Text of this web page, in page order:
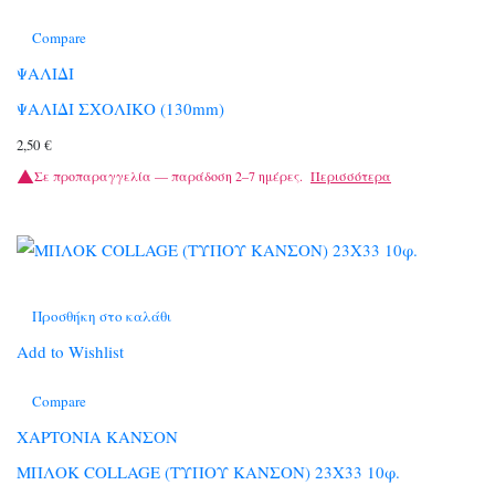
Compare
ΨΑΛΙΔΙ
ΨΑΛΙΔΙ ΣΧΟΛΙΚΟ (130mm)
2,50 €
Σε προπαραγγελία — παράδοση 2–7 ημέρες. Περισσότερα
Προσθήκη στο καλάθι
Add to Wishlist
Compare
ΧΑΡΤΟΝΙΑ ΚΑΝΣΟΝ
ΜΠΛΟΚ COLLAGE (ΤΥΠΟΥ ΚΑΝΣΟΝ) 23Χ33 10φ.